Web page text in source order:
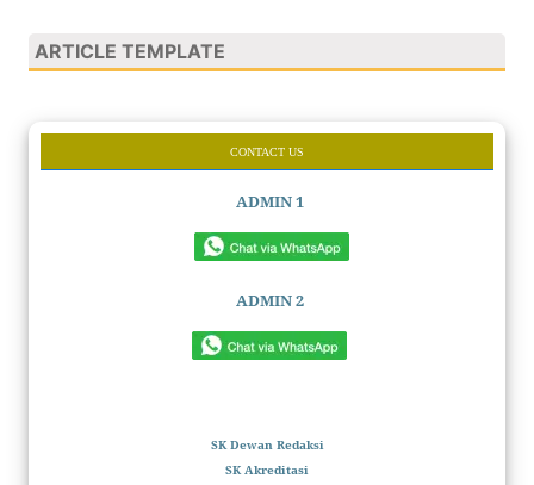
ARTICLE TEMPLATE
CONTACT US
ADMIN 1
ADMIN 2
SK Dewan Redaksi
SK Akreditasi